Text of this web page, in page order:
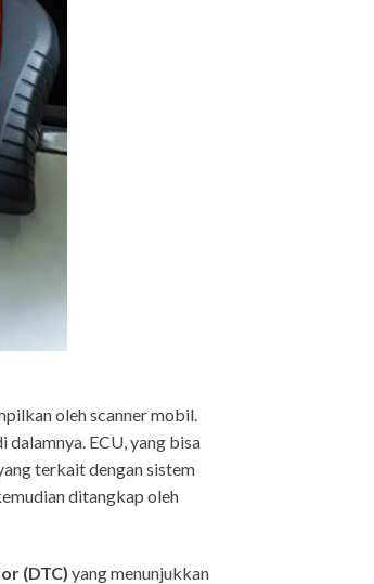
oleh scanner mobil.
ECU, yang bisa
terkait dengan sistem
ditangkap oleh
(DTC) yang menunjukkan